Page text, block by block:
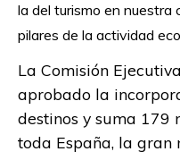
la del turismo en nuestra
pilares de la actividad
La Comisión
aprobado la
destinos y suma 179
toda España, la gran